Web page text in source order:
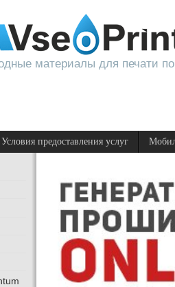
материалы для печати
Условия предоставления услуг